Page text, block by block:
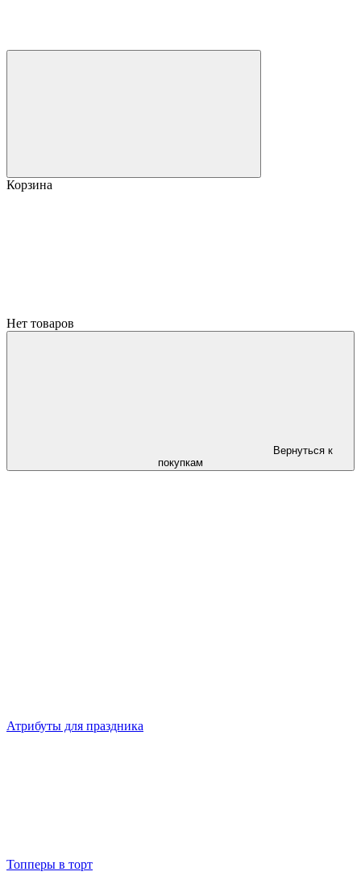
Корзина
Нет товаров
Вернуться к
покупкам
Атрибуты для праздника
Топперы в торт